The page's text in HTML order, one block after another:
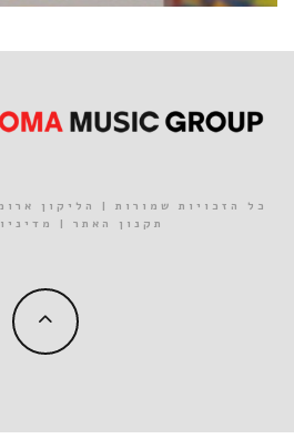
כל הזכויות שמורות | הליקון ארומה
תקנון האתר |